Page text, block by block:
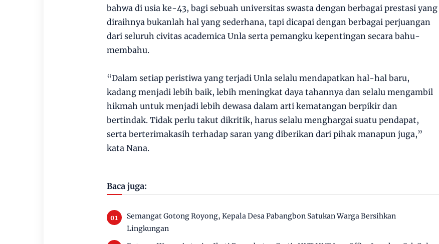
bahwa di usia ke-43, bagi sebuah universitas swasta dengan berbagai prestasi yang
diraihnya bukanlah hal yang sederhana, tapi dicapai dengan berbagai perjuangan
dari seluruh civitas academica Unla serta pemangku kepentingan secara bahu-
membahu.
“Dalam setiap peristiwa yang terjadi Unla selalu mendapatkan hal-hal baru,
kadang menjadi lebih baik, lebih meningkat daya tahannya dan selalu mengambil
hikmah untuk menjadi lebih dewasa dalam arti kematangan berpikir dan
bertindak. Tidak perlu takut dikritik, harus selalu menghargai suatu pendapat,
serta berterimakasih terhadap saran yang diberikan dari pihak manapun juga,”
kata Nana.
Baca juga:
Semangat Gotong Royong, Kepala Desa Pabangbon Satukan Warga Bersihkan
Lingkungan